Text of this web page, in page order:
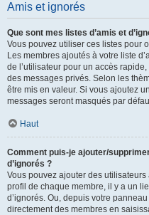
Amis et ignorés
Que sont mes listes d’amis et
Vous pouvez utiliser ces listes pour
Les membres ajoutés à votre liste
de l’utilisateur pour un accès
des messages privés. Selon les
être mis en valeur. Si vous ajoutez
messages seront masqués par
Haut
Comment puis-je ajouter/
d’ignorés ?
Vous pouvez ajouter des
profil de chaque membre, il y a un
d’ignorés. Ou, depuis votre
directement des membres en